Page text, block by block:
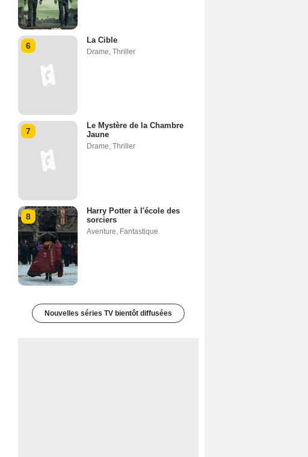
6
La Cible
Drame Thriller
7
Le Mystère de la Chambre
Jaune
Drame Thriller
8
Harry Potter à l'école des
sorciers
Aventure Fantastique
Nouvelles séries TV bientôt diffusées